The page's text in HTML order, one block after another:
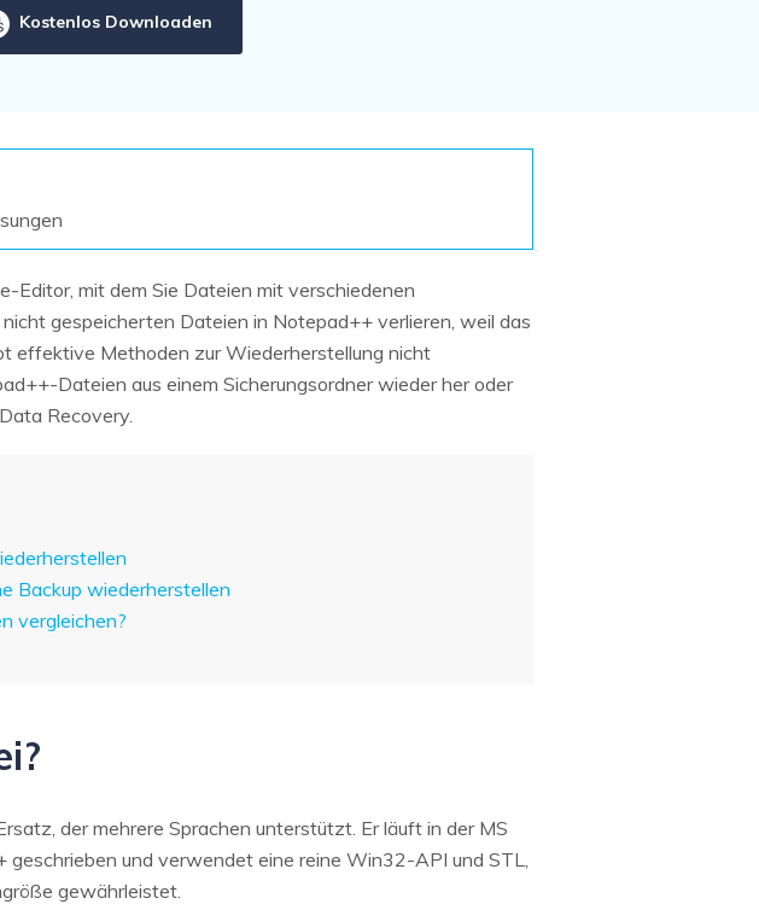
PPT-
ENTDECKEN
Kostenlos Downloaden
Editor, mit dem Sie Dateien mit verschiedenen
gespeicherten Dateien in Notepad++ verlieren, weil das
effektive Methoden zur Wiederherstellung nicht
Dateien aus einem Sicherungsordner wieder her oder
Recovery.
Backup wiederherstellen
vergleichen?
der mehrere Sprachen unterstützt. Er läuft in der MS
und verwendet eine reine Win32-API und STL,
gewährleistet.